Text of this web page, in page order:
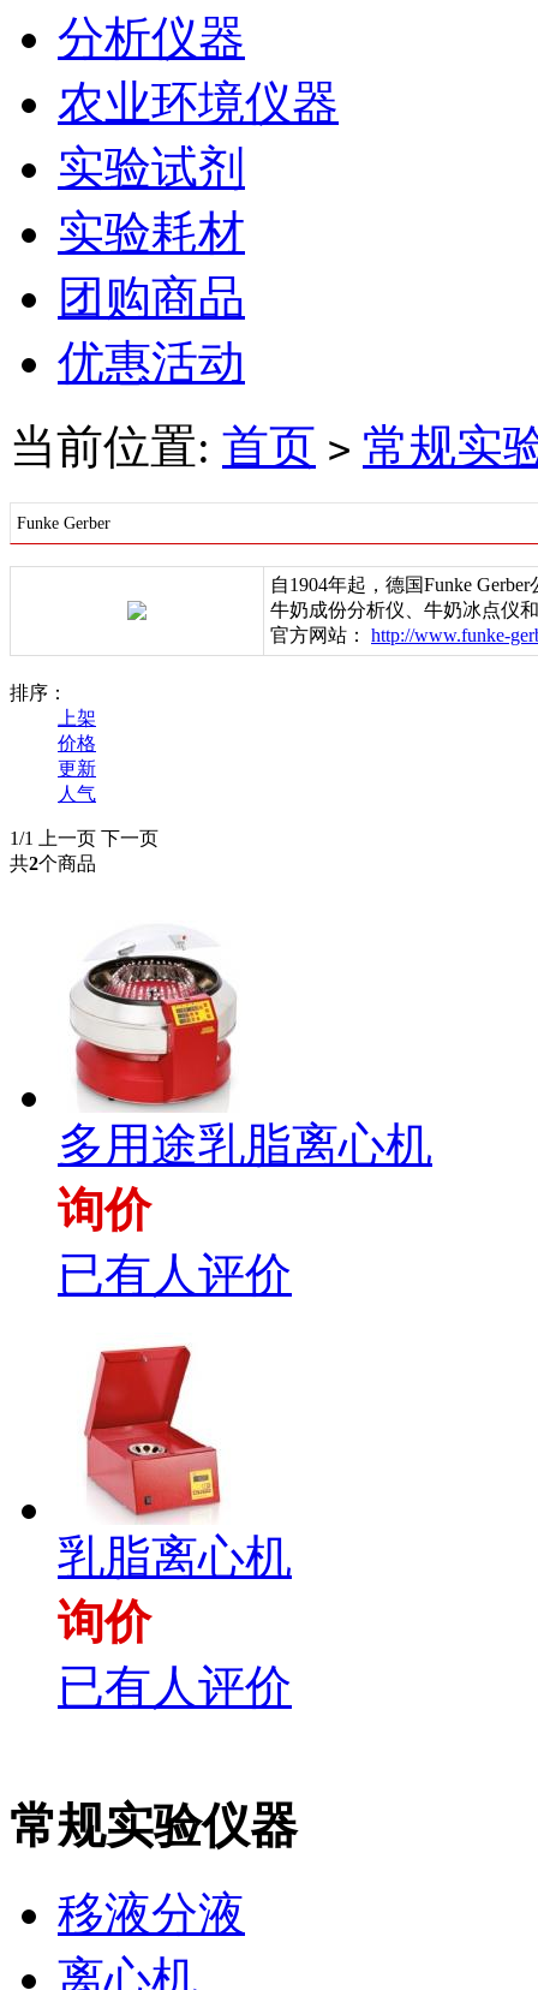
分析仪器
农业环境仪器
实验试剂
实验耗材
团购商品
优惠活动
当前位置: 首页 > 常规实
Funke Gerber
自1904年起，德国Funke
牛奶成份分析仪、牛奶冰点仪
官方网站： http://www.funke-
排序：
上架
价格
更新
人气
1/1 上一页 下一页
共2个商品
多用途乳脂离心机
询价
已有人评价
乳脂离心机
询价
已有人评价
常规实验仪器
移液分液
离心机